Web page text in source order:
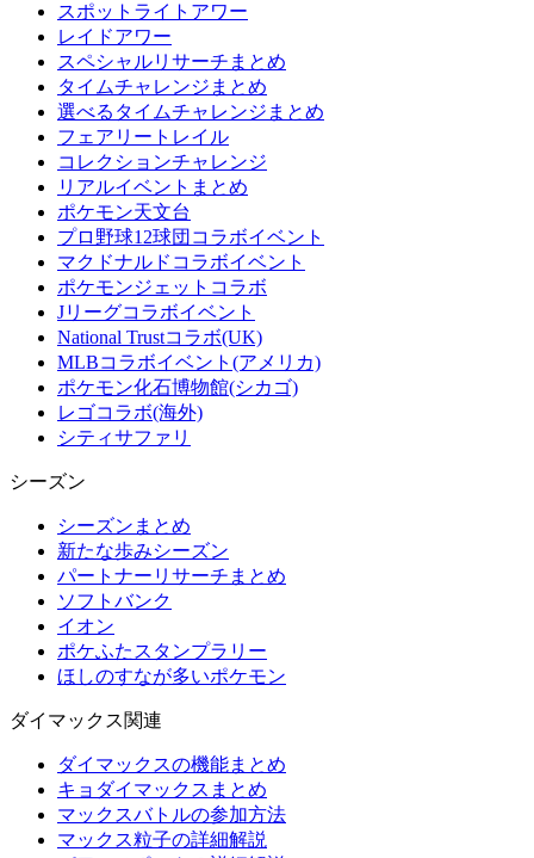
スポットライトアワー
レイドアワー
スペシャルリサーチまとめ
タイムチャレンジまとめ
選べるタイムチャレンジまとめ
フェアリートレイル
コレクションチャレンジ
リアルイベントまとめ
ポケモン天文台
プロ野球12球団コラボイベント
マクドナルドコラボイベント
ポケモンジェットコラボ
Jリーグコラボイベント
National Trustコラボ(UK)
MLBコラボイベント(アメリカ)
ポケモン化石博物館(シカゴ)
レゴコラボ(海外)
シティサファリ
シーズン
シーズンまとめ
新たな歩みシーズン
パートナーリサーチまとめ
ソフトバンク
イオン
ポケふたスタンプラリー
ほしのすなが多いポケモン
ダイマックス関連
ダイマックスの機能まとめ
キョダイマックスまとめ
マックスバトルの参加方法
マックス粒子の詳細解説